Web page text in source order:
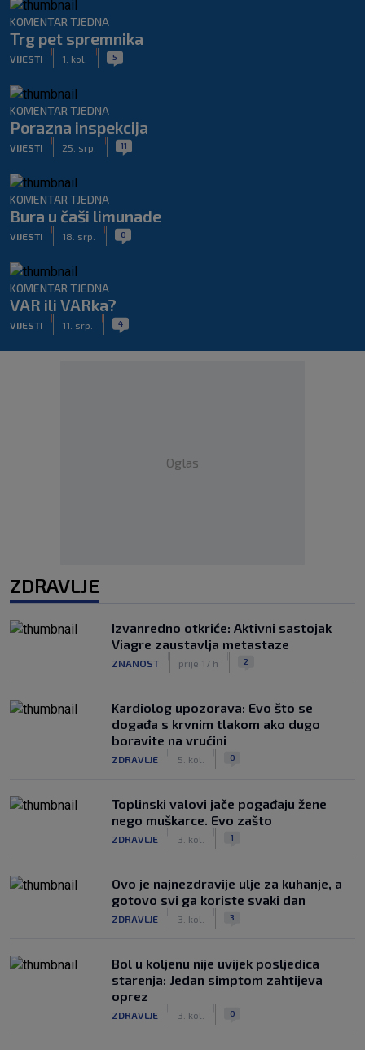
KOMENTAR TJEDNA
Trg pet spremnika
VIJESTI 1. kol. 5
KOMENTAR TJEDNA
Porazna inspekcija
VIJESTI 25. srp. 11
KOMENTAR TJEDNA
Bura u čaši limunade
VIJESTI 18. srp. 0
KOMENTAR TJEDNA
VAR ili VARka?
VIJESTI 11. srp. 4
Oglas
ZDRAVLJE
Izvanredno otkriće: Aktivni sastojak
Viagre zaustavlja metastaze
ZNANOST prije 17 h 2
Kardiolog upozorava: Evo što se
događa s krvnim tlakom ako dugo
boravite na vrućini
ZDRAVLJE 5. kol. 0
Toplinski valovi jače pogađaju žene
nego muškarce. Evo zašto
ZDRAVLJE 3. kol. 1
Ovo je najnezdravije ulje za kuhanje, a
gotovo svi ga koriste svaki dan
ZDRAVLJE 3. kol. 3
Bol u koljenu nije uvijek posljedica
starenja: Jedan simptom zahtijeva
oprez
ZDRAVLJE 3. kol. 0